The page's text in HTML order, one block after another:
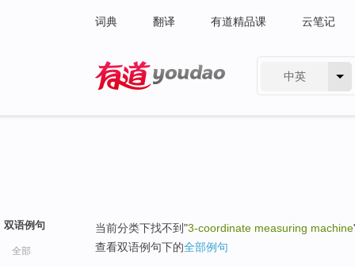
词典 翻译 有道精品课 云笔记
中英
双语例句
全部
当前分类下找不到"3-coordinate measuring machine
查看双语例句下的全部例句